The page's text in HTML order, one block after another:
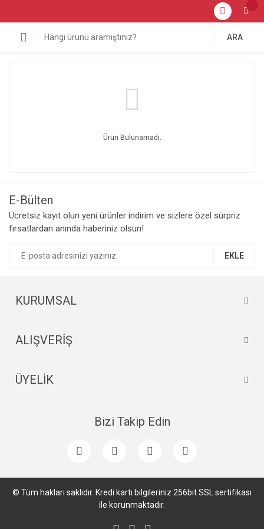
ARA
Ürün Bulunamadı.
E-Bülten
Ücretsiz kayıt olun yeni ürünler indirim ve sizlere özel sürpriz
fırsatlardan anında haberiniz olsun!
EKLE
KURUMSAL
ALIŞVERİŞ
ÜYELİK
Bizi Takip Edin
© Tüm hakları saklıdır. Kredi kartı bilgileriniz 256bit SSL sertifikası
ile korunmaktadır.